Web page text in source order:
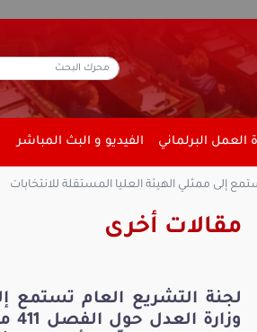
العمل البرلماني الفيديو و البث المباشر
إلى ممثلي الهيئة العليا المستقلة للانتخابات
مقالات أخرى
لجنة التشريع العام تستمع
وزارة